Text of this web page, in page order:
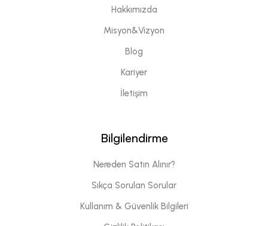
Hakkımızda
Misyon&Vizyon
Blog
Kariyer
İletişim
Bilgilendirme
Nereden Satın Alınır?
Sıkça Sorulan Sorular
Kullanım & Güvenlik Bilgileri